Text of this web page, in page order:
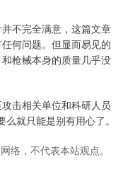
不完全满意，这篇文章
何问题。但显而易见的
枪械本身的质量几乎没
击相关单位和科研人员
么就只能是别有用心了。
络，不代表本站观点。